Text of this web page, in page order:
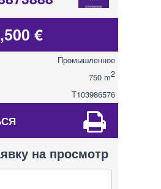
€
Промышленное
750 m2
T103986576
на просмотр